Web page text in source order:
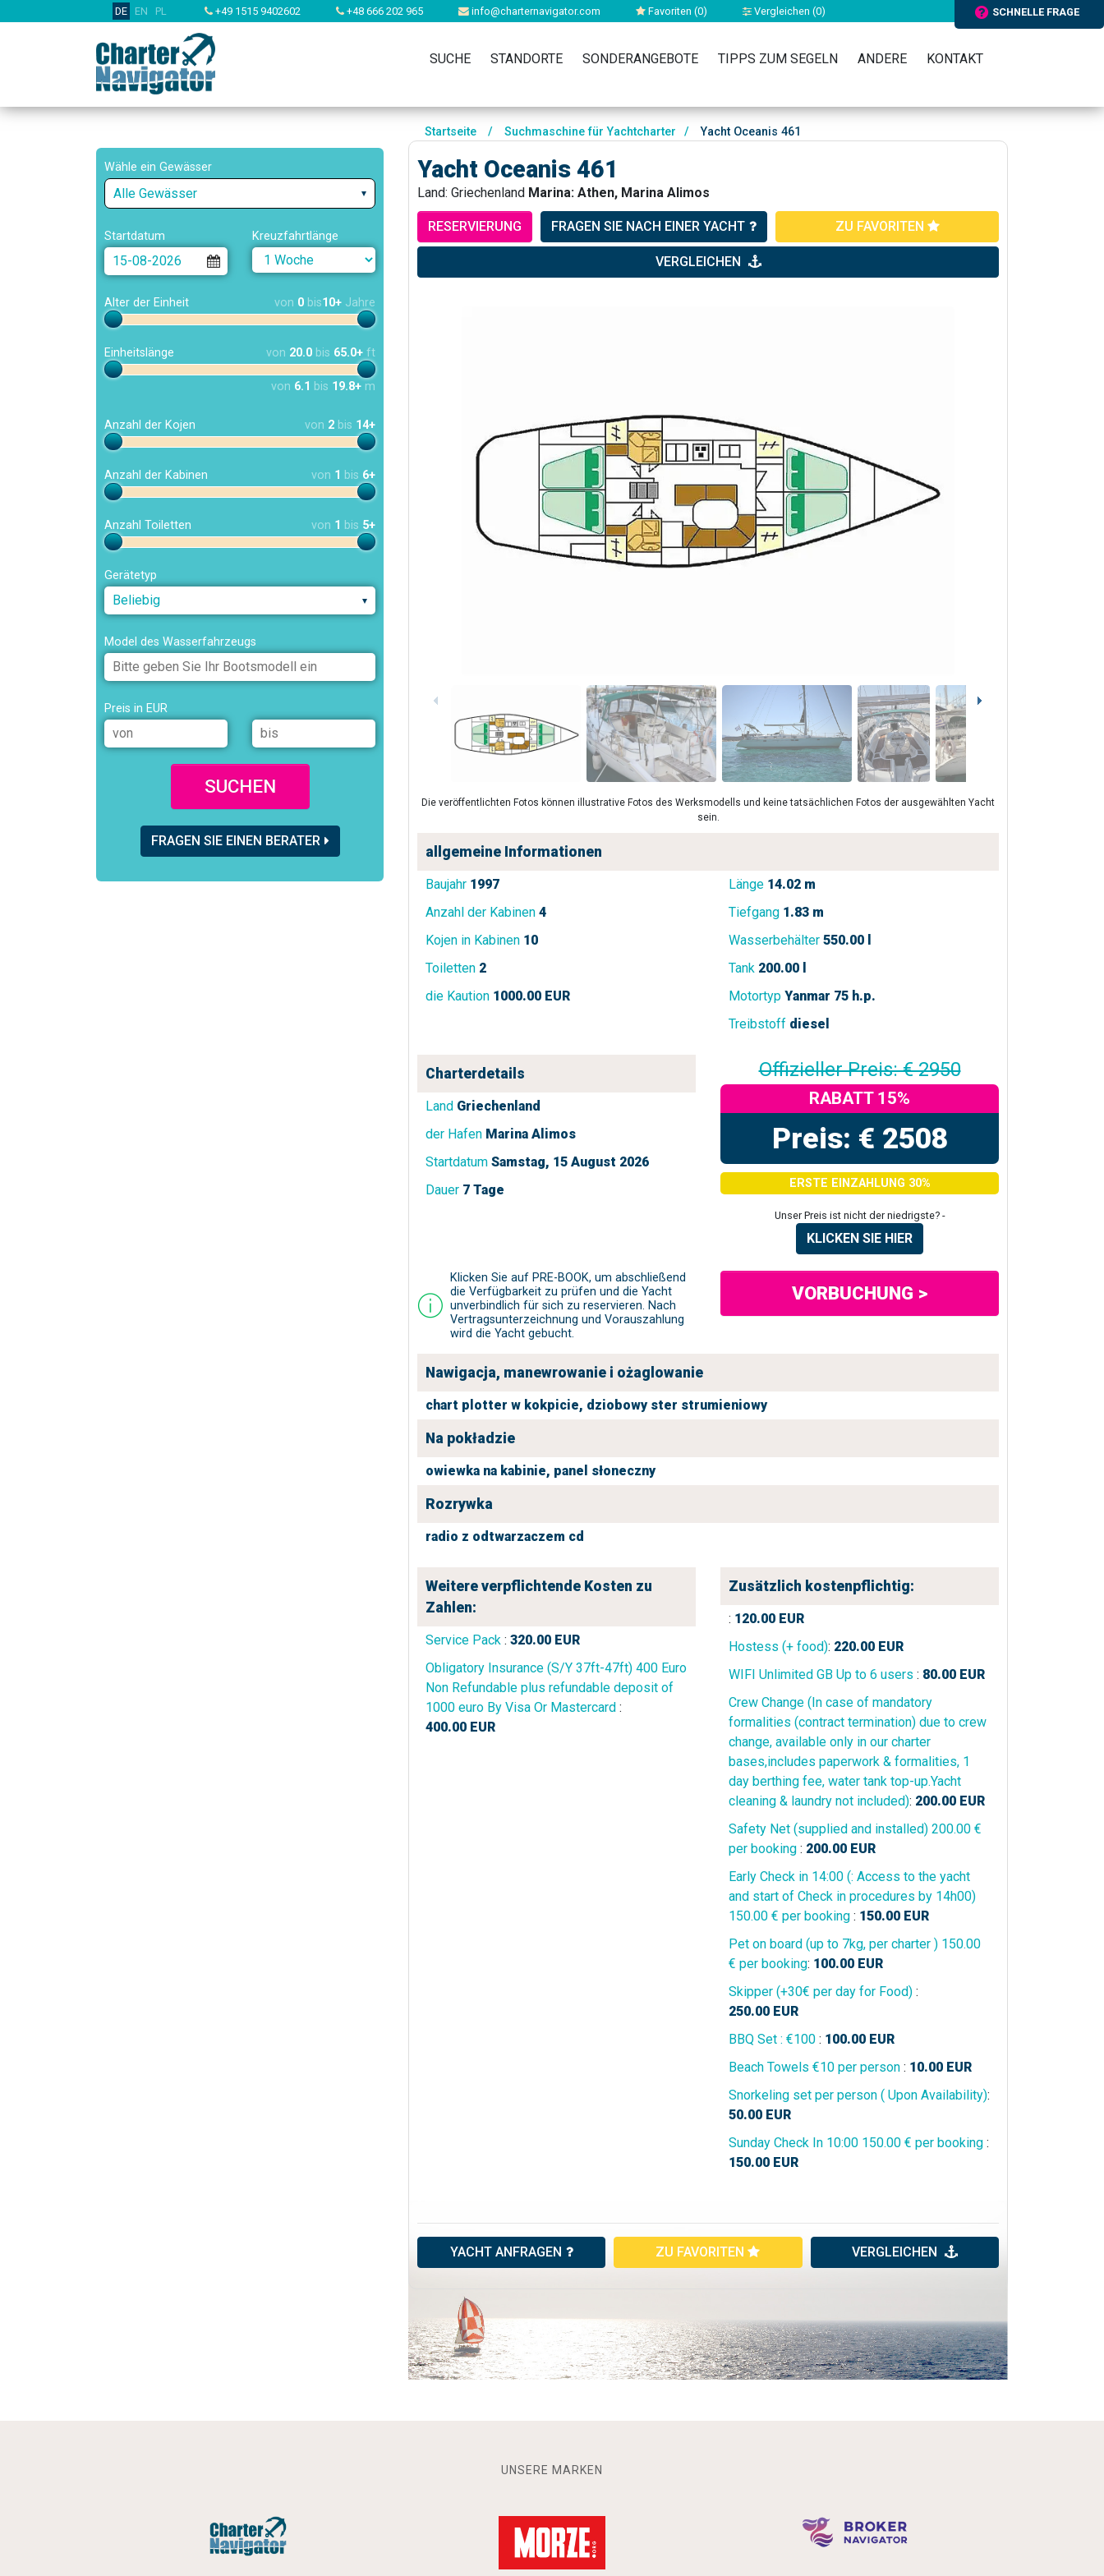
DE EN PL +49 1515 9402602 +48 666 202 965 info@charternavigator.com Favoriten (0) Vergleichen (0) SCHNELLE FRAGE
SUCHE STANDORTE SONDERANGEBOTE TIPPS ZUM SEGELN ANDERE KONTAKT
Wähle ein Gewässer
Alle Gewässer
Startdatum Kreuzfahrtlänge
Alter der Einheit von 0 bis10+ Jahre
Einheitslänge von 20.0 bis 65.0+ ft
von 6.1 bis 19.8+ m
Anzahl der Kojen von 2 bis 14+
Anzahl der Kabinen von 1 bis 6+
Anzahl Toiletten von 1 bis 5+
Gerätetyp
Beliebig
Model des Wasserfahrzeugs
Preis in EUR
SUCHEN
FRAGEN SIE EINEN BERATER
Startseite / Suchmaschine für Yachtcharter / Yacht Oceanis 461
Yacht Oceanis 461
Land: Griechenland Marina: Athen, Marina Alimos
RESERVIERUNG FRAGEN SIE NACH EINER YACHT ZU FAVORITEN
VERGLEICHEN
Die veröffentlichten Fotos können illustrative Fotos des Werksmodells und keine tatsächlichen Fotos der ausgewählten Yacht
sein.
allgemeine Informationen
Baujahr 1997
Anzahl der Kabinen 4
Kojen in Kabinen 10
Toiletten 2
die Kaution 1000.00 EUR
Länge 14.02 m
Tiefgang 1.83 m
Wasserbehälter 550.00 l
Tank 200.00 l
Motortyp Yanmar 75 h.p.
Treibstoff diesel
Charterdetails
Land Griechenland
der Hafen Marina Alimos
Startdatum Samstag, 15 August 2026
Dauer 7 Tage
Offizieller Preis: € 2950
RABATT 15%
Preis: € 2508
ERSTE EINZAHLUNG 30%
Unser Preis ist nicht der niedrigste? -
KLICKEN SIE HIER
Klicken Sie auf PRE-BOOK, um abschließend
die Verfügbarkeit zu prüfen und die Yacht
unverbindlich für sich zu reservieren. Nach
Vertragsunterzeichnung und Vorauszahlung
wird die Yacht gebucht.
VORBUCHUNG >
Nawigacja, manewrowanie i ożaglowanie
chart plotter w kokpicie, dziobowy ster strumieniowy
Na pokładzie
owiewka na kabinie, panel słoneczny
Rozrywka
radio z odtwarzaczem cd
Weitere verpflichtende Kosten zu
Zahlen:
Service Pack : 320.00 EUR
Obligatory Insurance (S/Y 37ft-47ft) 400 Euro
Non Refundable plus refundable deposit of
1000 euro By Visa Or Mastercard :
400.00 EUR
Zusätzlich kostenpflichtig:
: 120.00 EUR
Hostess (+ food): 220.00 EUR
WIFI Unlimited GB Up to 6 users : 80.00 EUR
Crew Change (In case of mandatory
formalities (contract termination) due to crew
change, available only in our charter
bases,includes paperwork & formalities, 1
day berthing fee, water tank top-up.Yacht
cleaning & laundry not included): 200.00 EUR
Safety Net (supplied and installed) 200.00 €
per booking : 200.00 EUR
Early Check in 14:00 (: Access to the yacht
and start of Check in procedures by 14h00)
150.00 € per booking : 150.00 EUR
Pet on board (up to 7kg, per charter ) 150.00
€ per booking: 100.00 EUR
Skipper (+30€ per day for Food) :
250.00 EUR
BBQ Set : €100 : 100.00 EUR
Beach Towels €10 per person : 10.00 EUR
Snorkeling set per person ( Upon Availability):
50.00 EUR
Sunday Check In 10:00 150.00 € per booking :
150.00 EUR
YACHT ANFRAGEN ZU FAVORITEN VERGLEICHEN
UNSERE MARKEN